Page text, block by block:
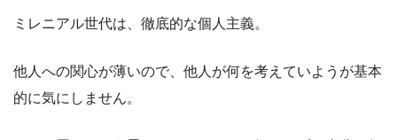
ミレニアル世代は、徹底的な個人主義。
他人への関心が薄いので、他人が何を考えていようが基本
的に気にしません。